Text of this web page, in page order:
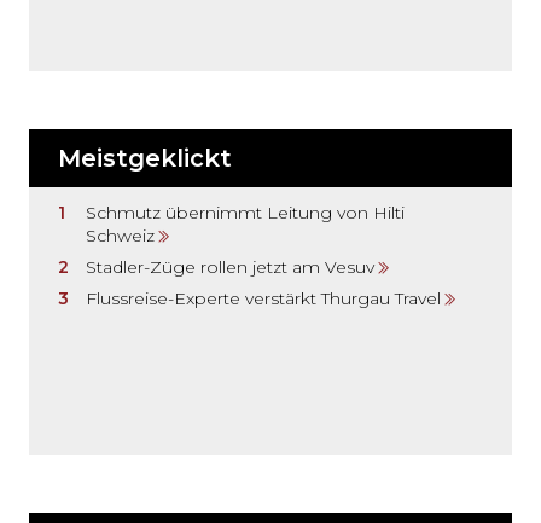
Meistgeklickt
Schmutz übernimmt Leitung von Hilti
Schweiz
Stadler-Züge rollen jetzt am Vesuv
Flussreise-Experte verstärkt Thurgau Travel